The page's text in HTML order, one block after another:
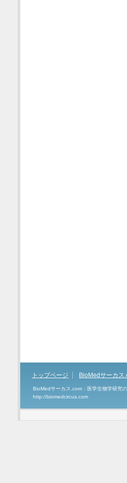
トップページ BioMedサーカス
BioMedサーカス.com：医学生物学研究
http://biomedcircus.com